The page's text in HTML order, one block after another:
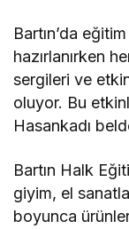
Bartın’da
hazırlanırken
sergileri ve
oluyor. Bu
Hasankadı
Bartın Halk
giyim, el
boyunca